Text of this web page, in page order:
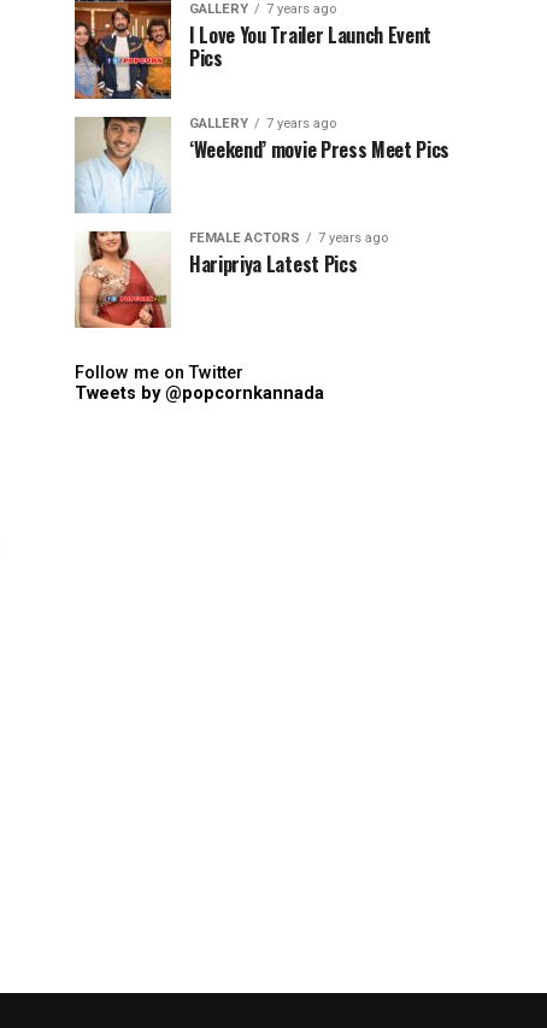
GALLERY 7 years ago
I Love You Trailer Launch Event
Pics
GALLERY 7 years ago
‘Weekend’ movie Press Meet Pics
FEMALE ACTORS 7 years ago
Haripriya Latest Pics
Follow me on Twitter
Tweets by @popcornkannada